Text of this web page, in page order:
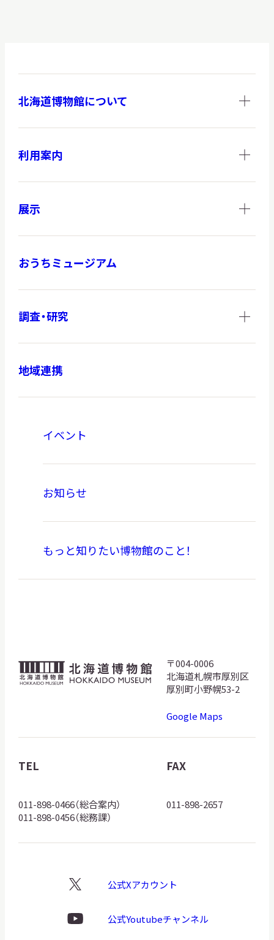
北海道博物館について
利用案内
展示
おうちミュージアム
調査・研究
地域連携
イベント
お知らせ
もっと知りたい博物館のこと！
北
海
物
館
ゴ
〒004-0006
北海道札幌市厚別区
厚別町小野幌53-2
Google Maps
TEL
011-898-0466（総合案内）
011-898-0456（総務課）
FAX
011-898-2657
X
ゴ
公式Xアカウント
Youtube
公式Youtubeチャンネル